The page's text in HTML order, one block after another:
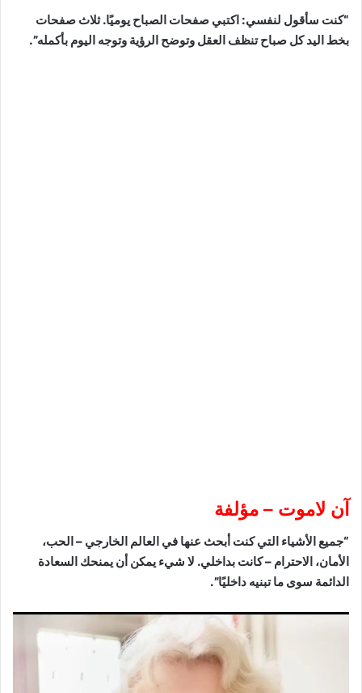
“كنت سأقول لنفسي: اكتبي صفحات الصباح يوميًا. ثلاث صفحات
بخط اليد كل صباح تنظف العقل وتوضح الرؤية وتوجه اليوم بأكمله”.
آن لاموت – مؤلفة
“جميع الأشياء التي كنت أبحث عنها في العالم الخارجي – الحب،
الأمان، الاحترام – كانت بداخلي. لا شيء يمكن أن يمنحك السعادة
الدائمة سوى ما تبنيه داخليًا”.